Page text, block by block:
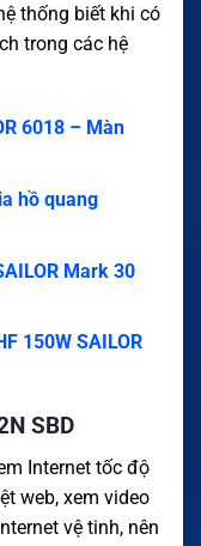
thống biết khi có
trong các hệ
6018 – Màn
hồ quang
Mark 30
150W SAILOR
SBD
Internet tốc độ
web, xem video
vệ tinh, nên